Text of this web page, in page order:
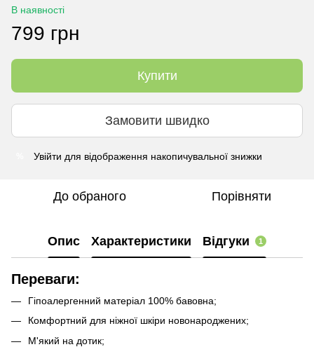
В наявності
799 грн
Купити
Замовити швидко
Увійти для відображення накопичувальної знижки
До обраного Порівняти
Опис Характеристики Відгуки 1
Переваги:
Гіпоалергенний матеріал 100% бавовна;
Комфортний для ніжної шкіри новонароджених;
М'який на дотик;